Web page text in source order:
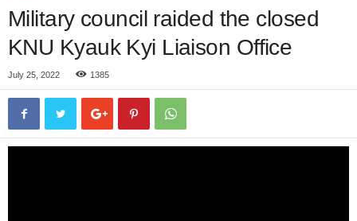
Military council raided the closed
KNU Kyauk Kyi Liaison Office
July 25, 2022 1385